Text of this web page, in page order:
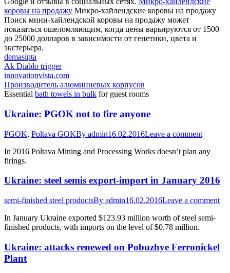
коровы на продажу Микро-хайлендские коровы на продажу
Поиск мини-хайлендской коровы на продажу может
показаться ошеломляющим, когда цены варьируются от 1500
до 25000 долларов в зависимости от генетики, цвета и
экстерьера.
demasipta
Ak Diablo trigger
innovationvista.com
Производитель алюминиевых корпусов
Essential bath towels in bulk for guest rooms
Ukraine: PGOK not to fire anyone
PGOK, Poltava GOKBy admin16.02.2016Leave a comment
In 2016 Poltava Mining and Processing Works doesn’t plan any
firings.
Ukraine: steel semis export-import in January 2016
semi-finished steel productsBy admin16.02.2016Leave a comment
In January Ukraine exported $123.93 million worth of steel semi-
finished products, with imports on the level of $0.78 million.
Ukraine: attacks renewed on Pobuzhye Ferronickel
Plant